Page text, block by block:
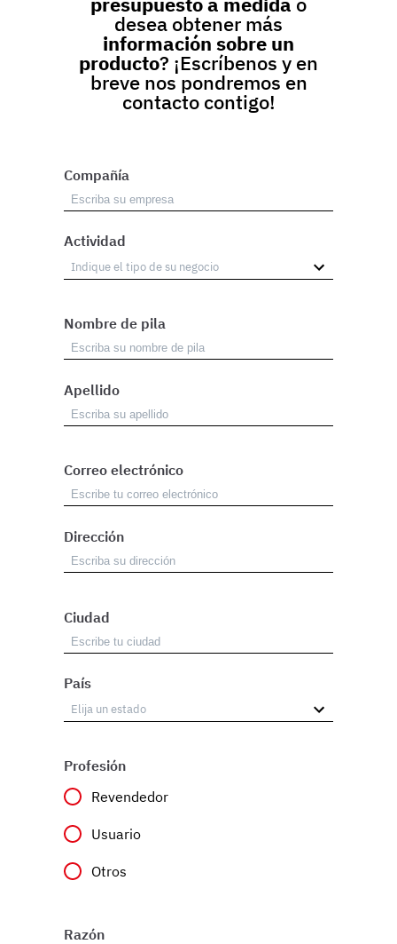
desea obtener más
información sobre un
producto? ¡Escríbenos y en
breve nos pondremos en
contacto contigo!
Compañía
Actividad
Nombre de pila
Apellido
Correo electrónico
Dirección
Ciudad
País
Profesión
Revendedor
Usuario
Otros
Razón